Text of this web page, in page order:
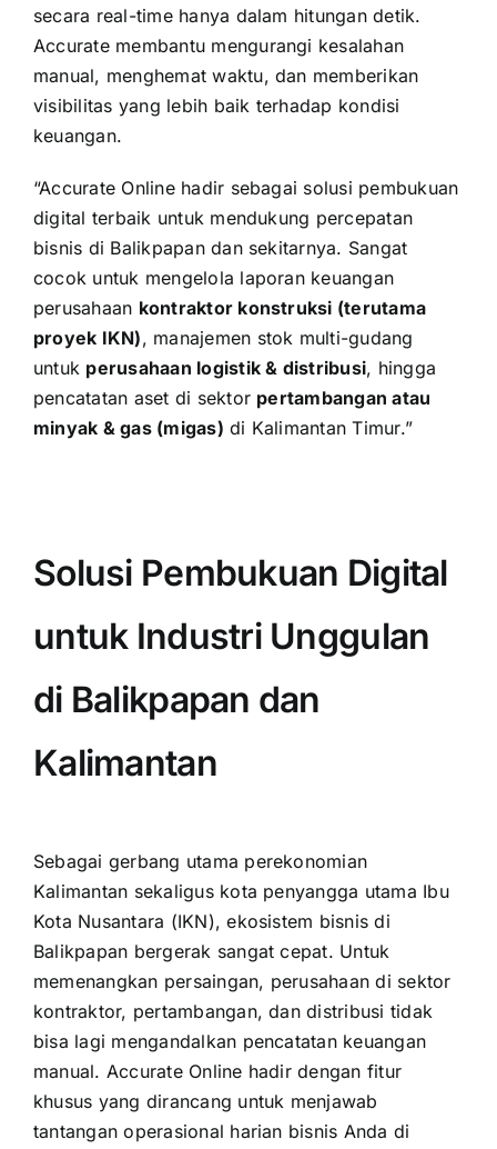
secara real-time hanya dalam hitungan detik.
Accurate membantu mengurangi kesalahan
manual, menghemat waktu, dan memberikan
visibilitas yang lebih baik terhadap kondisi
keuangan.
“Accurate Online hadir sebagai solusi pembukuan
digital terbaik untuk mendukung percepatan
bisnis di Balikpapan dan sekitarnya. Sangat
cocok untuk mengelola laporan keuangan
perusahaan kontraktor konstruksi (terutama
proyek IKN), manajemen stok multi-gudang
untuk perusahaan logistik & distribusi, hingga
pencatatan aset di sektor pertambangan atau
minyak & gas (migas) di Kalimantan Timur.”
Solusi Pembukuan Digital
untuk Industri Unggulan
di Balikpapan dan
Kalimantan
Sebagai gerbang utama perekonomian
Kalimantan sekaligus kota penyangga utama Ibu
Kota Nusantara (IKN), ekosistem bisnis di
Balikpapan bergerak sangat cepat. Untuk
memenangkan persaingan, perusahaan di sektor
kontraktor, pertambangan, dan distribusi tidak
bisa lagi mengandalkan pencatatan keuangan
manual. Accurate Online hadir dengan fitur
khusus yang dirancang untuk menjawab
tantangan operasional harian bisnis Anda di